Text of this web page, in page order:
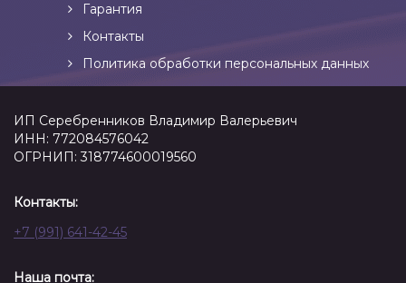
Гарантия
Контакты
Политика обработки персональных данных
ИП Серебренников Владимир Валерьевич
ИНН: 772084576042
ОГРНИП: 318774600019560
Контакты:
+7 (991) 641-42-45
Наша почта: